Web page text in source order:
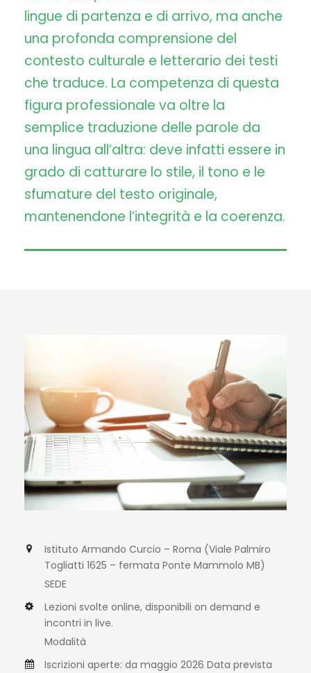
lingue di partenza e di arrivo, ma anche
una profonda comprensione del
contesto culturale e letterario dei testi
che traduce. La competenza di questa
figura professionale va oltre la
semplice traduzione delle parole da
una lingua all’altra: deve infatti essere in
grado di catturare lo stile, il tono e le
sfumature del testo originale,
mantenendone l’integrità e la coerenza.
Istituto Armando Curcio – Roma (Viale Palmiro
Togliatti 1625 – fermata Ponte Mammolo MB)
SEDE
Lezioni svolte online, disponibili on demand e
incontri in live.
Modalità
Iscrizioni aperte: da maggio 2026 Data prevista